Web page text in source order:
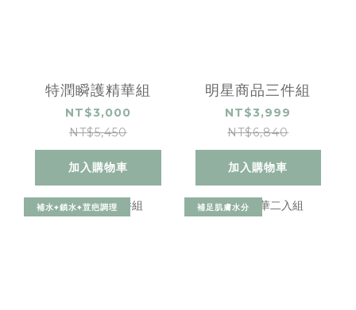
特潤瞬護精華組
NT$3,000
NT$5,450
加入購物車
明星商品三件組
NT$3,999
NT$6,840
加入購物車
補水+鎖水+荳疤調理 補足肌膚水分